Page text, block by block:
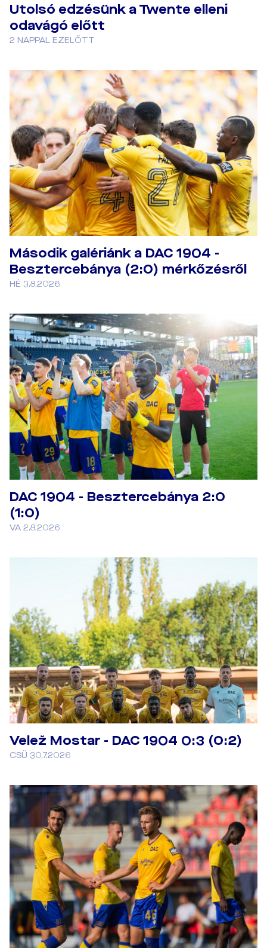
Utolsó edzésünk a Twente elleni
odavágó előtt
2 NAPPAL EZELŐTT
Második galériánk a DAC 1904 -
Besztercebánya (2:0) mérkőzésről
HÉ 3.8.2026
DAC 1904 - Besztercebánya 2:0
(1:0)
VA 2.8.2026
Velež Mostar - DAC 1904 0:3 (0:2)
CSÜ 30.7.2026